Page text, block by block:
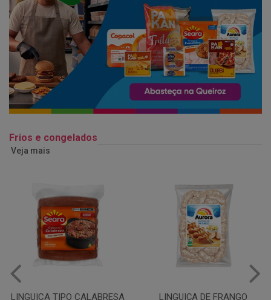
Frios e congelados
Veja mais
LINGUIÇA DE FRANGO QUEIJO MUSSARELA